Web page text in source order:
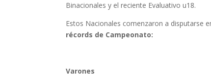
Binacionales y el reciente Evaluativo u18.
Estos Nacionales comenzaron a disputarse
récords de Campeonato:
Varones